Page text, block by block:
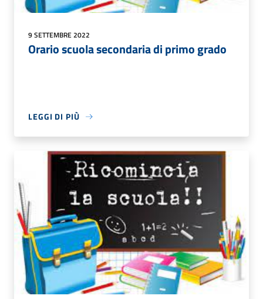
9 SETTEMBRE 2022
Orario scuola secondaria di primo grado
LEGGI DI PIÙ